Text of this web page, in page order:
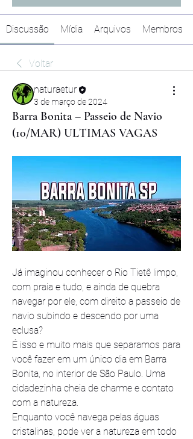
Discussão Mídia Arquivos Membros
Voltar
naturaetur
3 de março de 2024
Barra Bonita – Passeio de Navio
(10/MAR) ULTIMAS VAGAS
Já imaginou conhecer o Rio Tietê limpo,
com praia e tudo, e ainda de quebra
navegar por ele, com direito a passeio de
navio subindo e descendo por uma
eclusa?
É isso e muito mais que separamos para
você fazer em um único dia em Barra
Bonita, no interior de São Paulo. Uma
cidadezinha cheia de charme e contato
com a natureza.
Enquanto você navega pelas águas
cristalinas, pode ver a natureza em todo